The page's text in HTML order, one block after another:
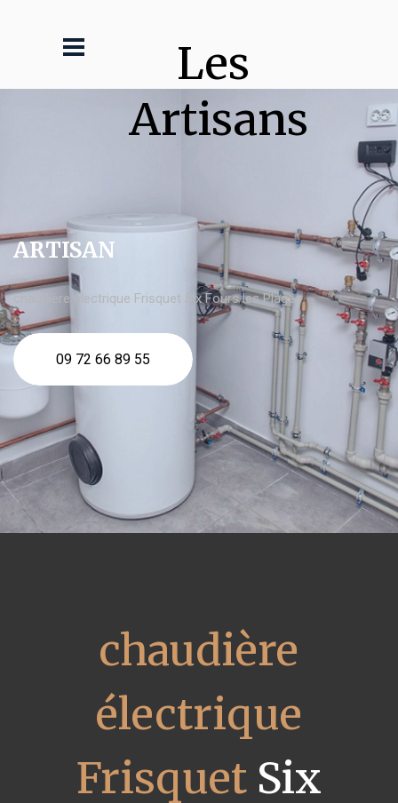
Les
Artisans
ARTISAN
chaudière électrique Frisquet Six Fours les Plages
09 72 66 89 55
chaudière
électrique
FrisquetSix